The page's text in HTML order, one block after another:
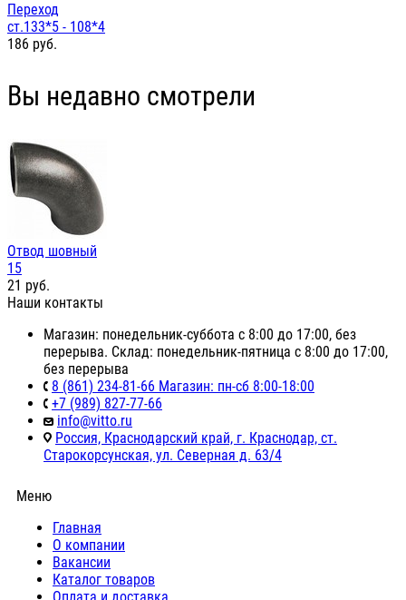
Переход
ст.133*5 - 108*4
186 руб.
Вы недавно смотрели
Отвод шовный
15
21 руб.
Наши контакты
Магазин: понедельник-суббота с 8:00 до 17:00, без
перерыва. Склад: понедельник-пятница с 8:00 до 17:00,
без перерыва
8 (861) 234-81-66 Магазин: пн-сб 8:00-18:00
+7 (989) 827-77-66
info@vitto.ru
Россия, Краснодарский край, г. Краснодар, ст.
Старокорсунская, ул. Северная д. 63/4
Меню
Главная
О компании
Вакансии
Каталог товаров